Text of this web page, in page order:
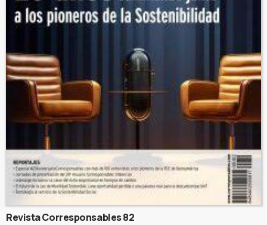
Revista Corresponsables 82